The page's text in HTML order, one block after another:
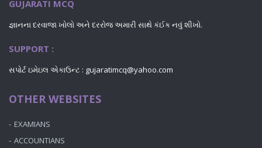
GUJARATI MCQ
જ્ઞાનના દરવાજા ખોલો અને દરરોજ અમારી સાથે કંઈક નવું શીખો.
SUPPORT :
સપોર્ટ ઇમેઇલ એકાઉન્ટ : gujaratimcq@yahoo.com
OTHER WEBSITES
EXAMIANS
ACCOUNTIANS